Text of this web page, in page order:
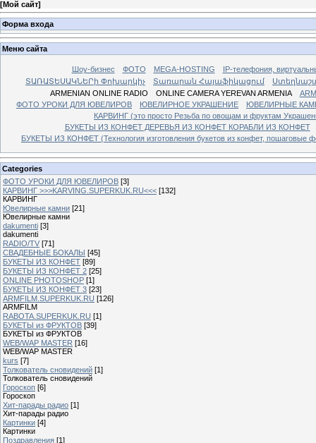
[Мой сайт]
Форма входа
Меню сайта
Шоу-бизнес ФОТО MEGA-HOSTING
IP-телефония,
ՏԱՌԱՏԵՍԱԿՆԵՐի Փոխարկիչ
Տառարան Հայաֆիկացում
ARMENIAN ONLINE RADIO
ONLINE CAMERA YEREVAN ARMENIA
ФОТО УРОКИ ДЛЯ ЮВЕЛИРОВ
ЮВЕЛИРНОЕ УКРАШЕНИЕ
ЮВЕЛИРНЫЕ
КАРВИНГ (это просто Резьба по овощам и фруктам
БУКЕТЫ ИЗ КОНФЕТ ДЕРЕВЬЯ ИЗ КОНФЕТ КОРАБЛИ ИЗ КОНФЕТ
БУКЕТЫ ИЗ КОНФЕТ (Технология изготовления букетов из конфет, пошаговые
Categories
ФОТО УРОКИ ДЛЯ ЮВЕЛИРОВ [3]
КАРВИНГ >>>KARVING.SUPERKUK.RU<<< [132]
КАРВИНГ
Ювелирные камни [21]
Ювелирные камни
dakumenti [3]
dakumenti
RADIO/TV [71]
СВАДЕБНЫЕ БОКАЛЫ [45]
БУКЕТЫ ИЗ КОНФЕТ [89]
БУКЕТЫ ИЗ КОНФЕТ 2 [25]
ONLINE PHOTOSHOP [1]
БУКЕТЫ ИЗ КОНФЕТ 3 [23]
ARMFILM.SUPERKUK.RU [126]
ARMFILM
RABOTA.SUPERKUK.RU [1]
БУКЕТЫ из ФРУКТОВ [39]
БУКЕТЫ из ФРУКТОВ
WEB/WAP MASTER [16]
WEB/WAP MASTER
kurs [7]
Толкователь сновидений [1]
Толкователь сновидений
Гороскоп [6]
Гороскоп
Хит-парады радио [1]
Хит-парады радио
Картинки [4]
Картинки
Поздравления [1]